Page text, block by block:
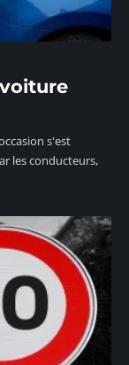
s'est
les conducteurs,